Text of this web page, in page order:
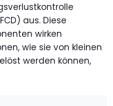
aus. Diese
wirken
wie sie von kleinen
werden können,